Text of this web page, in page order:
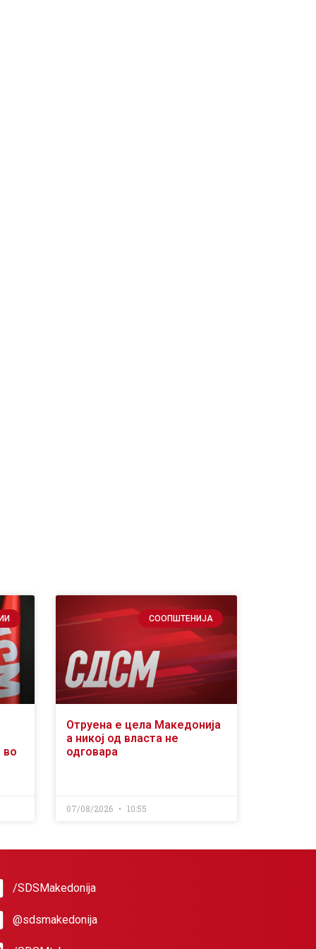
во
СООПШТЕНИЈА
Отруена е цела Македонија
а никој од власта не
одговара
07/08/2026 10:55
/SDSMakedonija
@sdsmakedonija